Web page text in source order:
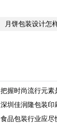
月饼包装设计怎
把握时尚流行元素是
深圳佳润隆包装印刷
食品包装行业应尽